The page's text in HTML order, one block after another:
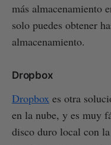
más almacenamiento
solo puedes obtener
almacenamiento.
Dropbox
Dropbox es otra
en la nube, y es muy
disco duro local con